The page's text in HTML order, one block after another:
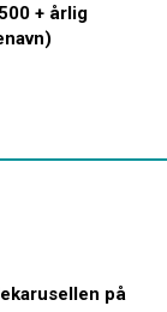
+ årlig
på